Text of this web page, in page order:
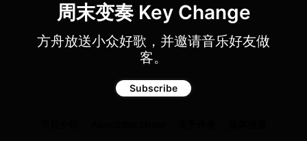
周末变奏 Key Change
方舟放送小众好歌，并邀请音乐好友做
客。
Subscribe